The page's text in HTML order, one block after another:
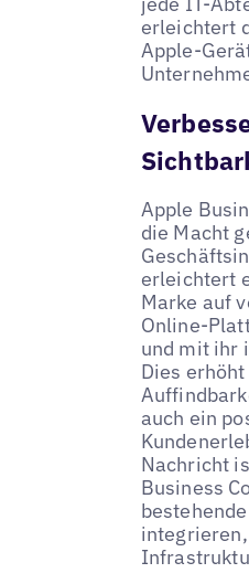
erleichtert
Apple-
Apple
die Macht
erleichtert
Marke auf
Online-
und mit ihr
Dies
auch ein
Nachricht
Business